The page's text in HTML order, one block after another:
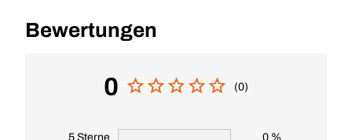
Bewertungen
0 (0)
5 Sterne 0 %